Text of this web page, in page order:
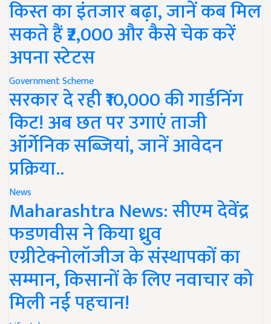
किस्त का इंतजार बढ़ा, जानें कब मिल
सकते हैं ₹2,000 और कैसे चेक करें
अपना स्टेटस
Government Scheme
सरकार दे रही ₹10,000 की गार्डनिंग
किट! अब छत पर उगाएं ताजी
ऑर्गेनिक सब्जियां, जानें आवेदन
प्रक्रिया..
News
Maharashtra News: सीएम देवेंद्र
फडणवीस ने किया ध्रुव
एग्रीटेक्नोलॉजीज के संस्थापकों का
सम्मान, किसानों के लिए नवाचार को
मिली नई पहचान!